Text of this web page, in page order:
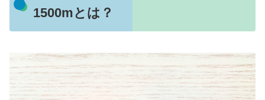
1500mとは？